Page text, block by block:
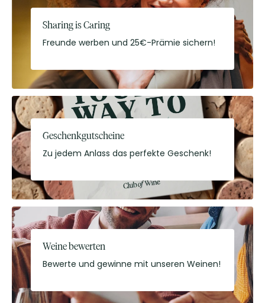
Sharing is Caring
Freunde werben und 25€-Prämie sichern!
Geschenkgutscheine
Zu jedem Anlass das perfekte Geschenk!
Weine bewerten
Bewerte und gewinne mit unseren Weinen!